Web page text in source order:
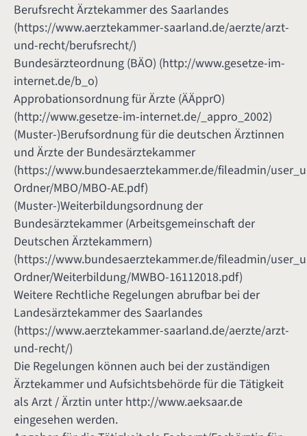
Berufsrecht Ärztekammer des Saarlandes
(https://www.aerztekammer-saarland.de/aerzte/arzt-
und-recht/berufsrecht/)
Bundesärzteordnung (BÄO) (http://www.gesetze-im-
internet.de/b_o)
Approbationsordnung für Ärzte (ÄÄpprO)
(http://www.gesetze-im-internet.de/_appro_2002)
(Muster-)Berufsordnung für die deutschen Ärztinnen
und Ärzte der Bundesärztekammer
(https://www.bundesaerztekammer.de/fileadmin/
Ordner/MBO/MBO-AE.pdf)
(Muster-)Weiterbildungsordnung der
Bundesärztekammer (Arbeitsgemeinschaft der
Deutschen Ärztekammern)
(https://www.bundesaerztekammer.de/fileadmin/
Ordner/Weiterbildung/MWBO-16112018.pdf)
Weitere Rechtliche Regelungen abrufbar bei der
Landesärztekammer des Saarlandes
(https://www.aerztekammer-saarland.de/aerzte/arzt-
und-recht/)
Die Regelungen können auch bei der zuständigen
Ärztekammer und Aufsichtsbehörde für die Tätigkeit
als Arzt / Ärztin unterhttp://www.aeksaar.de
eingesehen werden.